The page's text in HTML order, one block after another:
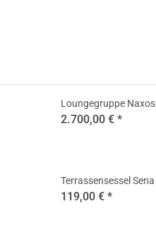
Loungegruppe Naxos
2.700,00 € *
Terrassensessel Sena
119,00 € *